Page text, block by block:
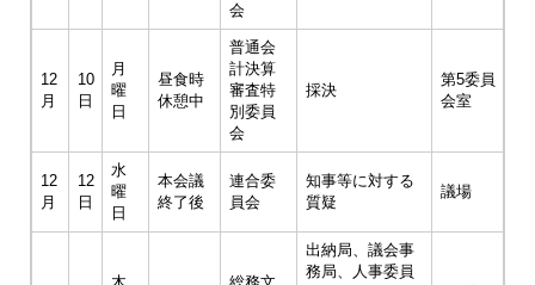
会
12
月
10
日
月
曜
日
昼食時
休憩中
普通会
計決算
審査特
別委員
会
採決
第5委員
会室
12
月
12
日
水
曜
日
本会議
終了後
連合委
員会
知事等に対する
質疑
議場
出納局、議会事
務局、人事委員